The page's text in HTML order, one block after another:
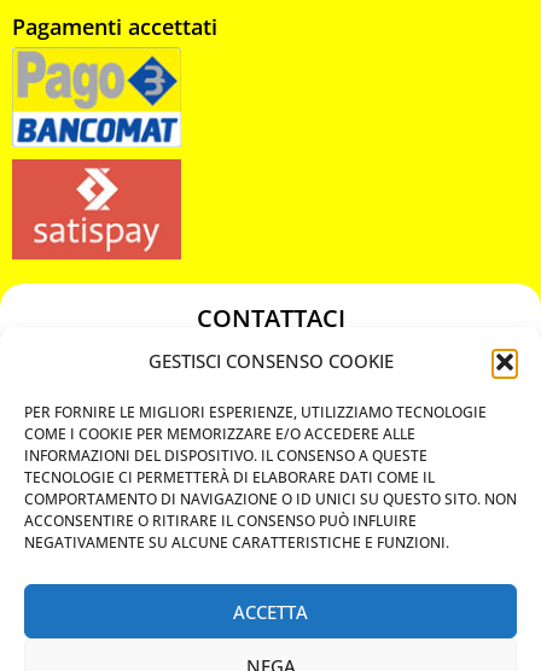
GESTISCI CONSENSO COOKIE
PER FORNIRE LE MIGLIORI ESPERIENZE, UTILIZZIAMO TECNOLOGIE
COME I COOKIE PER MEMORIZZARE E/O ACCEDERE ALLE
INFORMAZIONI DEL DISPOSITIVO. IL CONSENSO A QUESTE
TECNOLOGIE CI PERMETTERÀ DI ELABORARE DATI COME IL
COMPORTAMENTO DI NAVIGAZIONE O ID UNICI SU QUESTO SITO. NON
ACCONSENTIRE O RITIRARE IL CONSENSO PUÒ INFLUIRE
NEGATIVAMENTE SU ALCUNE CARATTERISTICHE E FUNZIONI.
ACCETTA
NEGA
Pagamenti accettati
CONTATTACI
349 3863811
chiavicodificate@gmail.com
Privacy Policy
Cookie Policy
MAPS